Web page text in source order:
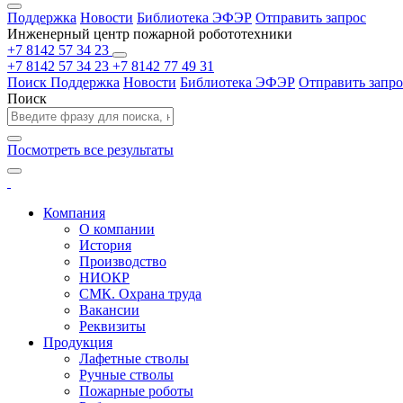
Поддержка Новости Библиотека ЭФЭР Отправить запрос
Инженерный центр пожарной робототехники
+7 8142 57 34 23
+7 8142 57 34 23 +7 8142 77 49 31
Поиск Поддержка Новости Библиотека ЭФЭР Отправить
Поиск
Посмотреть все результаты
Компания
О компании
История
Производство
НИОКР
СМК. Охрана труда
Вакансии
Реквизиты
Продукция
Лафетные стволы
Ручные стволы
Пожарные роботы